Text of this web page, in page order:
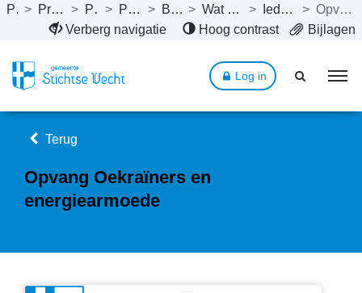
Naar hoofdinhoud
Publicaties> Programmabegroting 2023 > Programma’s> Programma 4. Sociaal > Beleid programma 4 > Wat willen we bereiken tot en met 2026? > Iedereen doet mee en hoort erbij >
Opvang Oekraïners en energiearmoede
Verberg navigatie
Hoog contrast Bijlagen
Log in
Terug
Opvang Oekraïners en
energiearmoede